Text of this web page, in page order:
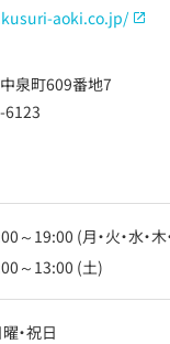
aoki.co.jp/
泉町609番地7
6123
～19:00 (月・火・水・木
～13:00 (土)
・祝日